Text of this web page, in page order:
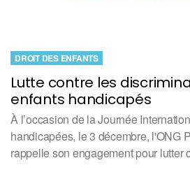
Lutte contre les
enfants handicapés
DROIT DES ENFANTS
À l’occasion de la Journée
handicapées, le 3 décembre, l'ONG
rappelle son engagement pour lutter